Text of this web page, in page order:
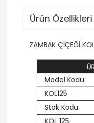
Ürün Özellikleri
ZAMBAK ÇİÇEĞİ
Model Kodu
KOL125
Stok Kodu
KOL 125